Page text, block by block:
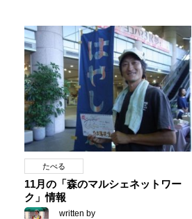
たべる
11月の「森のマルシェネットワー
ク」情報
written by